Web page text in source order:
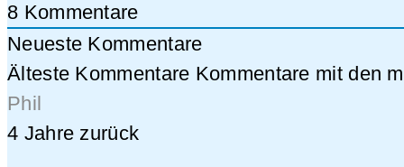
8 Kommentare
Neueste Kommentare
Älteste Kommentare Kommentare mit den
Phil
4 Jahre zurück